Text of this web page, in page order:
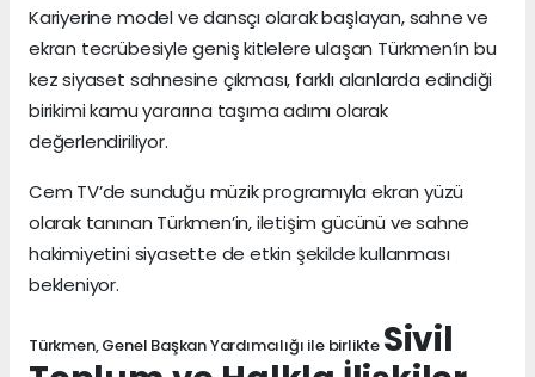
Kariyerine model ve dansçı olarak başlayan, sahne ve
ekran tecrübesiyle geniş kitlelere ulaşan Türkmen’in bu
kez siyaset sahnesine çıkması, farklı alanlarda edindiği
birikimi kamu yararına taşıma adımı olarak
değerlendiriliyor.
Cem TV’de sunduğu müzik programıyla ekran yüzü
olarak tanınan Türkmen’in, iletişim gücünü ve sahne
hakimiyetini siyasette de etkin şekilde kullanması
bekleniyor.
Türkmen, Genel Başkan Yardımcılığı ile birlikte Sivil